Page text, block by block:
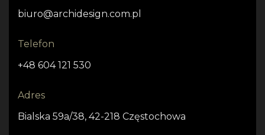
biuro@archidesign.com.pl
Telefon
+48 604 121 530
Adres
Bialska 59a/38, 42-218 Częstochowa